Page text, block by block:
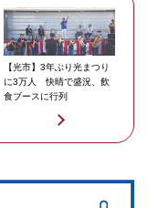
【光市】3年ぶり光まつり
に3万人 快晴で盛況、飲
食ブースに行列